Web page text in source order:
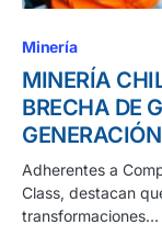
Minería
MINERÍA
BRECHA DE
Adherentes a
Class, destacan
transformaciones…